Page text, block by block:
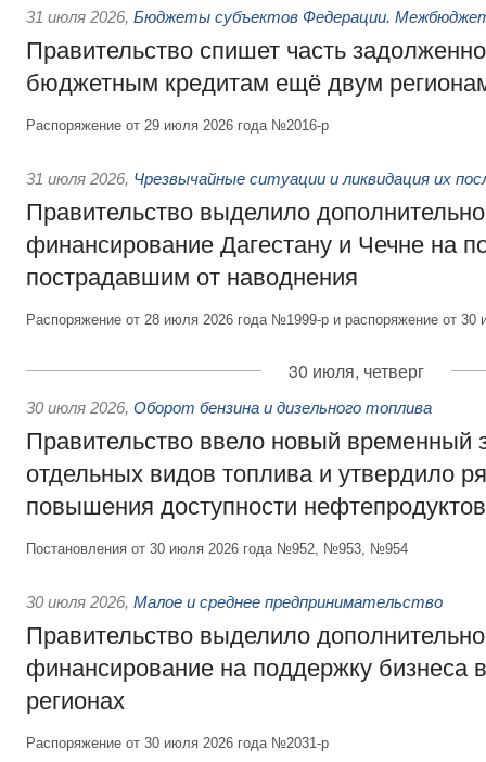
31 июля 2026, Бюджеты субъектов Федерации.
Правительство спишет часть
бюджетным кредитам ещё двум
Распоряжение от 29 июля 2026 года №2016-р
31 июля 2026, Чрезвычайные ситуации и ликвидация их
Правительство выделило
финансирование Дагестану и Чечне на
пострадавшим от наводнения
Распоряжение от 28 июля 2026 года №1999-р и распоряжение от
30 июля, четверг
30 июля 2026, Оборот бензина и дизельного топлива
Правительство ввело новый временный
отдельных видов топлива и утвердило
повышения доступности нефтепродуктов
Постановления от 30 июля 2026 года №952, №953, №954
30 июля 2026, Малое и среднее предпринимательство
Правительство выделило
финансирование на поддержку бизнеса
регионах
Распоряжение от 30 июля 2026 года №2031-р